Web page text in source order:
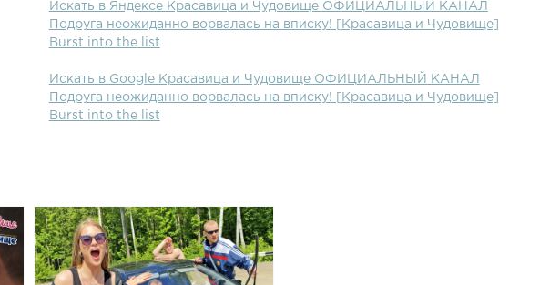
Искать в Яндексе Красавица и Чудовище ОФИЦИАЛЬНЫЙ КАНАЛ
Подруга неожиданно ворвалась на вписку! [Красавица и Чудовище]
Burst into the list
Искать в Google Красавица и Чудовище ОФИЦИАЛЬНЫЙ КАНАЛ
Подруга неожиданно ворвалась на вписку! [Красавица и Чудовище]
Burst into the list